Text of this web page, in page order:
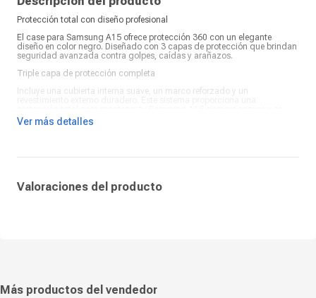
Protección total con diseño profesional
El case para Samsung A15 ofrece protección 360 con un elegante
diseño en color negro. Diseñado con 3 capas de protección que brindan
seguridad avanzada contra golpes, caídas y arañazos.
Triple capa de protección completa
Incluye una cubierta interna suave, un marco reforzado y un
perfecto estado.
Ver más detalles
Valoraciones del producto
Más productos del vendedor